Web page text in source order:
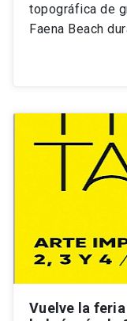
topográfica de
Faena Beach
Vuelve la